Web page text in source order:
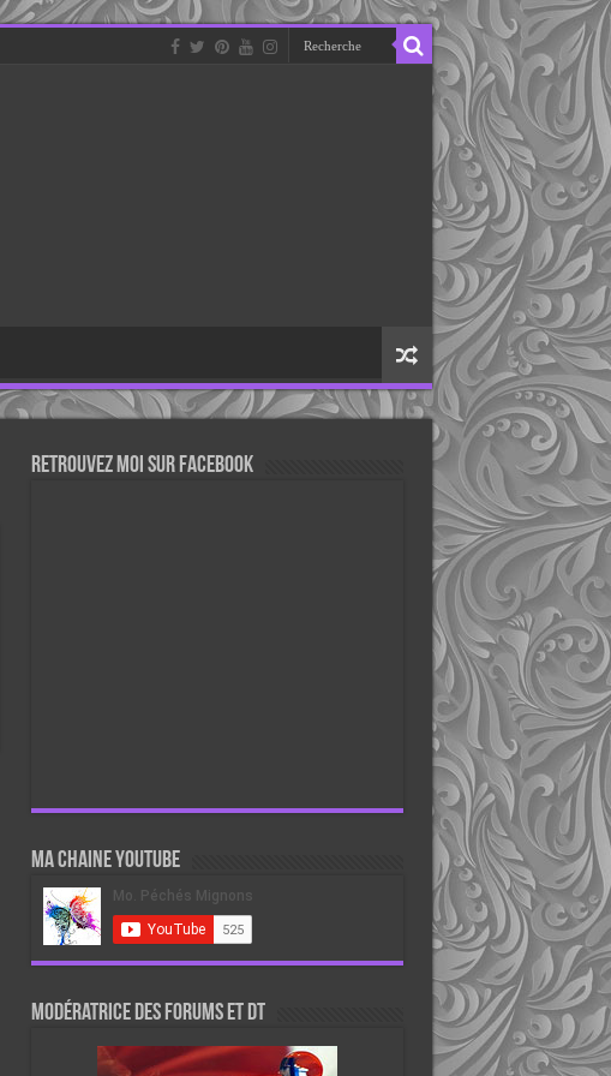
Retrouvez moi sur Facebook
Ma chaine Youtube
Modératrice des forums et DT